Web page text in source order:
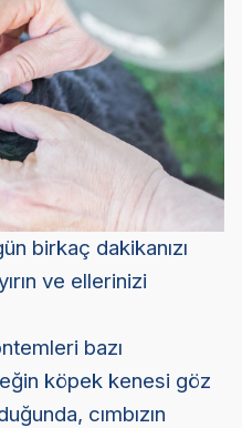
birkaç dakikanızı
ve ellerinizi
bazı
köpek kenesi göz
cımbızın